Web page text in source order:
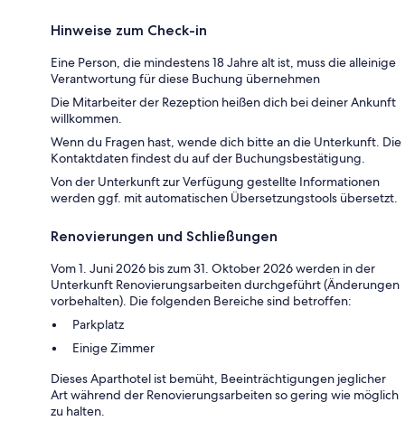
Hinweise zum Check-in
Eine Person, die mindestens 18 Jahre alt ist, muss die alleinige
Verantwortung für diese Buchung übernehmen
Die Mitarbeiter der Rezeption heißen dich bei deiner Ankunft
willkommen.
Wenn du Fragen hast, wende dich bitte an die Unterkunft. Die
Kontaktdaten findest du auf der Buchungsbestätigung.
Von der Unterkunft zur Verfügung gestellte Informationen
werden ggf. mit automatischen Übersetzungstools übersetzt.
Renovierungen und Schließungen
Vom 1. Juni 2026 bis zum 31. Oktober 2026 werden in der
Unterkunft Renovierungsarbeiten durchgeführt (Änderungen
vorbehalten). Die folgenden Bereiche sind betroffen:
Parkplatz
Einige Zimmer
Dieses Aparthotel ist bemüht, Beeinträchtigungen jeglicher
Art während der Renovierungsarbeiten so gering wie möglich
zu halten.